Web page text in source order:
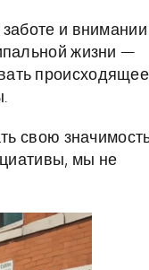
и внимании
жизни —
свою
мы не